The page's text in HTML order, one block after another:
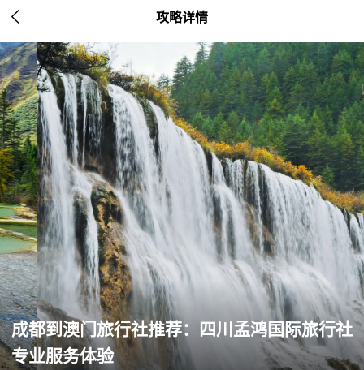
 攻略详情
成都到澳门旅行社推荐：四川孟鸿国际旅行社
专业服务体验